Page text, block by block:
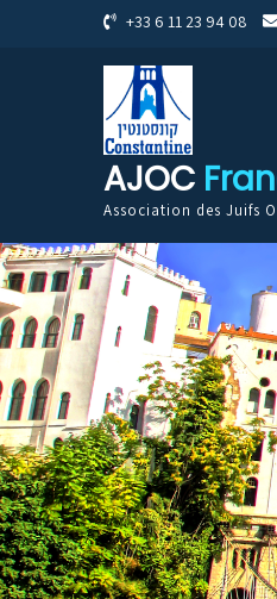
+33 6 11 23 94 08
AJOC
Association des Juifs